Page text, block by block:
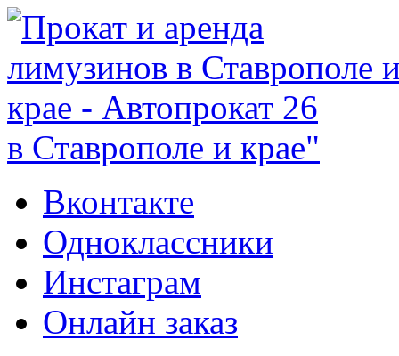
в Ставрополе и крае"
Вконтакте
Одноклассники
Инстаграм
Онлайн заказ